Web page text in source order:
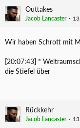
Outtakes
Jacob Lancaster
Wir haben Schrott mit
[20:07:43] *
die Stiefel über
Rückkehr
Jacob Lancaster